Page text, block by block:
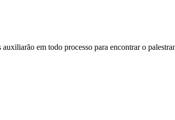
em todo processo para encontrar o